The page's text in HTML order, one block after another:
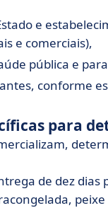
e
e comerciais),
pública e
conforme
para
de dez